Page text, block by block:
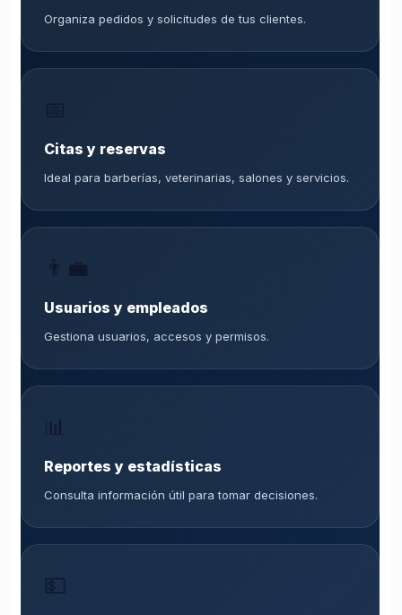
Organiza pedidos y solicitudes de tus clientes.
Citas y reservas
Ideal para barberías, veterinarias, salones y servicios.
👨‍💼
Usuarios y empleados
Gestiona usuarios, accesos y permisos.
📊
Reportes y estadísticas
Consulta información útil para tomar decisiones.
💵